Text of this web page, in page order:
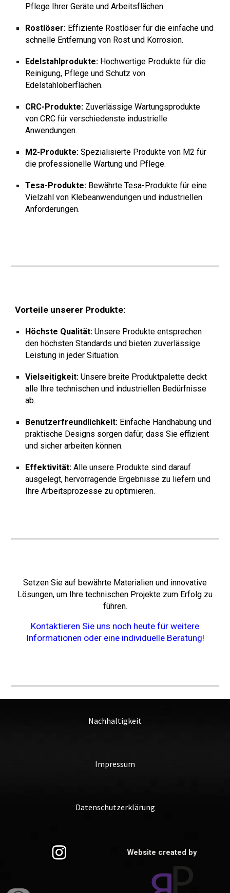
Pflege Ihrer Geräte und Arbeitsflächen.
Rostlöser: Effiziente Rostlöser für die einfache und
schnelle Entfernung von Rost und Korrosion.
Edelstahlprodukte: Hochwertige Produkte für die
Reinigung, Pflege und Schutz von
Edelstahloberflächen.
CRC-Produkte: Zuverlässige Wartungsprodukte
von CRC für verschiedenste industrielle
Anwendungen.
M2-Produkte: Spezialisierte Produkte von M2 für
die professionelle Wartung und Pflege.
Tesa-Produkte: Bewährte Tesa-Produkte für eine
Vielzahl von Klebeanwendungen und industriellen
Anforderungen.
Vorteile unserer Produkte:
Höchste Qualität: Unsere Produkte entsprechen
den höchsten Standards und bieten zuverlässige
Leistung in jeder Situation.
Vielseitigkeit: Unsere breite Produktpalette deckt
alle Ihre technischen und industriellen Bedürfnisse
ab.
Benutzerfreundlichkeit: Einfache Handhabung und
praktische Designs sorgen dafür, dass Sie effizient
und sicher arbeiten können.
Effektivität: Alle unsere Produkte sind darauf
ausgelegt, hervorragende Ergebnisse zu liefern und
Ihre Arbeitsprozesse zu optimieren.
Setzen Sie auf bewährte Materialien und innovative
Lösungen, um Ihre technischen Projekte zum Erfolg zu
führen.
Kontaktieren Sie uns noch heute für weitere
Informationen oder eine individuelle Beratung!
Nachhaltigkeit
Impressum
Datenschutzerklärung
Website created by